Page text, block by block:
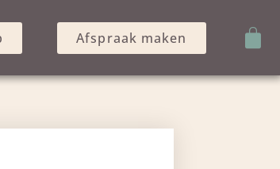
Afspraak maken